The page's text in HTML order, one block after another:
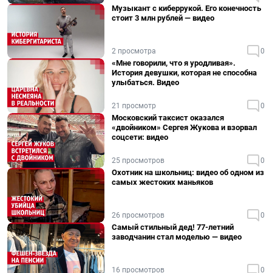
Музыкант с киберрукой. Его конечность
стоит 3 млн рублей — видео
2 просмотра 0
«Мне говорили, что я уродливая».
История девушки, которая не способна
улыбаться. Видео
21 просмотр 0
Московский таксист оказался
«двойником» Сергея Жукова и взорвал
соцсети: видео
25 просмотров 0
Охотник на школьниц: видео об одном из
самых жестоких маньяков
26 просмотров 0
Самый стильный дед! 77-летний
заводчанин стал моделью — видео
16 просмотров 0